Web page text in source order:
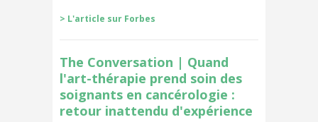
> L'article sur Forbes
The Conversation | Quand
l'art-thérapie prend soin des
soignants en cancérologie :
retour inattendu d'expérience